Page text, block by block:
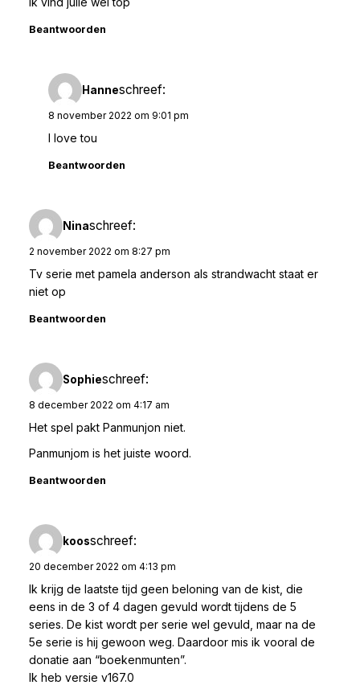
Beantwoorden
Hanneschreef:
8 november 2022 om 9:01 pm
I love tou
Beantwoorden
Ninaschreef:
2 november 2022 om 8:27 pm
Tv serie met pamela anderson als strandwacht staat er
niet op
Beantwoorden
Sophieschreef:
8 december 2022 om 4:17 am
Het spel pakt Panmunjon niet.
Panmunjom is het juiste woord.
Beantwoorden
koosschreef:
20 december 2022 om 4:13 pm
Ik krijg de laatste tijd geen beloning van de kist, die
eens in de 3 of 4 dagen gevuld wordt tijdens de 5
series. De kist wordt per serie wel gevuld, maar na de
5e serie is hij gewoon weg. Daardoor mis ik vooral de
donatie aan “boekenmunten”.
Ik heb versie v167.0